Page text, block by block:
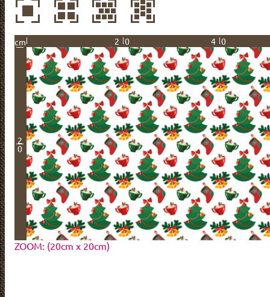
cm 20 40
2
0
ZOOM: (20cm x 20cm)